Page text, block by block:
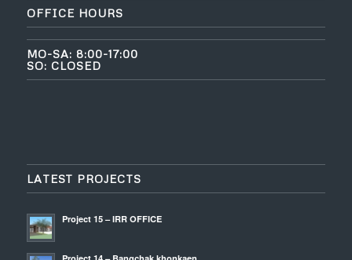
OFFICE HOURS
MO-SA: 8:00-17:00
SO: CLOSED
LATEST PROJECTS
Project 15 – IRR OFFICE